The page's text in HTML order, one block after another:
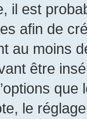
il est
afin de
au moins
être
le